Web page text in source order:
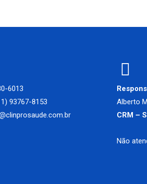
6013
93767-8153
Alberto
CRM –
Não